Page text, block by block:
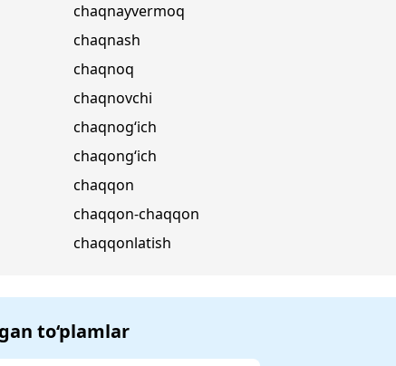
chaqnayvermoq
chaqnash
chaqnoq
chaqnovchi
chaqnog‘ich
chaqong‘ich
chaqqon
chaqqon-chaqqon
chaqqonlatish
to‘plamlar